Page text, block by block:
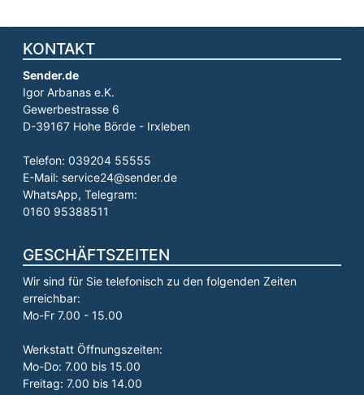
KONTAKT
Sender.de
Igor Arbanas e.K.
Gewerbestrasse 6
D-39167 Hohe Börde - Irxleben
Telefon: 039204 55555
E-Mail: service24@sender.de
WhatsApp, Telegram:
0160 95388511
GESCHÄFTSZEITEN
Wir sind für Sie telefonisch zu den folgenden Zeiten
erreichbar:
Mo-Fr 7.00 - 15.00
Werkstatt Öffnungszeiten:
Mo-Do: 7.00 bis 15.00
Freitag: 7.00 bis 14.00